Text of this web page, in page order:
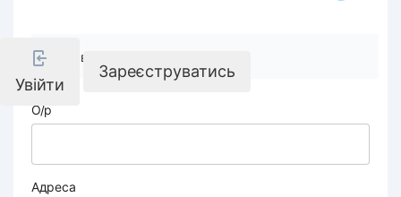
Увійти
Зареєструватись
Реквізити компанії
О/р
Адреса